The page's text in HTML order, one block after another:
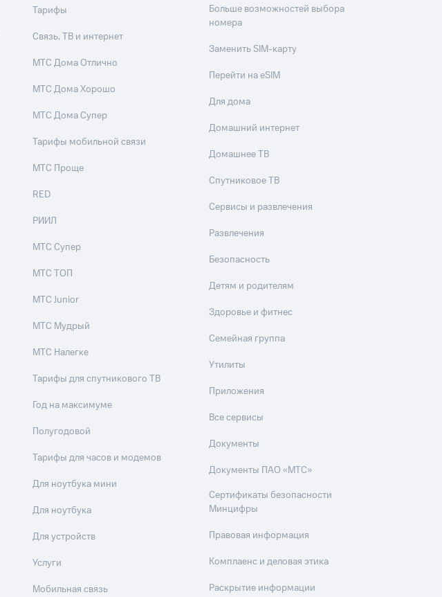
Тарифы
Связь, ТВ и интернет
МТС Дома Отлично
МТС Дома Хорошо
МТС Дома Супер
Тарифы мобильной связи
МТС Проще
RED
РИИЛ
МТС Супер
МТС ТОП
МТС Junior
МТС Мудрый
МТС Налегке
Тарифы для спутникового ТВ
Год на максимуме
Полугодовой
Тарифы для часов и модемов
Для ноутбука мини
Для ноутбука
Для устройств
Услуги
Мобильная связь
Больше возможностей выбора
номера
Заменить SIM-карту
Перейти на eSIM
Для дома
Домашний интернет
Домашнее ТВ
Спутниковое ТВ
Сервисы и развлечения
Развлечения
Безопасность
Детям и родителям
Здоровье и фитнес
Семейная группа
Утилиты
Приложения
Все сервисы
Документы
Документы ПАО «МТС»
Сертификаты безопасности
Минцифры
Правовая информация
Комплаенс и деловая этика
Раскрытие информации